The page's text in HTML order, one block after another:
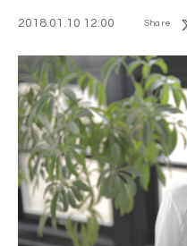
2018.01.10 12:00 Share